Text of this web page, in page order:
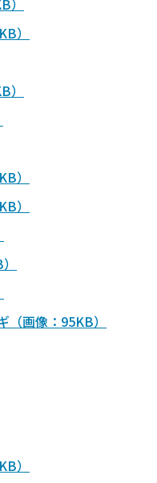
）
）
）
画像：95KB）
）